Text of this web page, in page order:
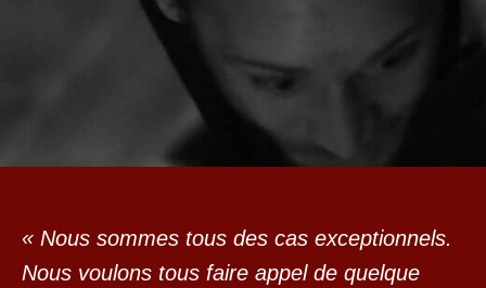
« Nous sommes tous des cas exceptionnels.
Nous voulons tous faire appel de quelque